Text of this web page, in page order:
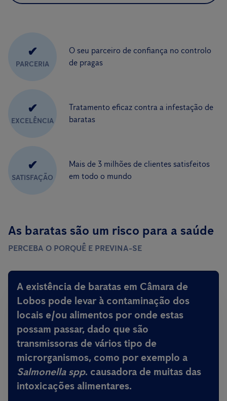
✔
PARCERIA
O seu parceiro de confiança no controlo
de pragas
✔
EXCELÊNCIA
Tratamento eficaz contra a infestação de
baratas
✔
SATISFAÇÃO
Mais de 3 milhões de clientes satisfeitos
em todo o mundo
As baratas são um risco para a saúde
PERCEBA O PORQUÊ E PREVINA-SE
A existência de baratas em Câmara de
Lobos pode levar à contaminação dos
locais e/ou alimentos por onde estas
possam passar, dado que são
transmissoras de vários tipo de
microrganismos, como por exemplo a
Salmonella spp. causadora de muitas das
intoxicações alimentares.